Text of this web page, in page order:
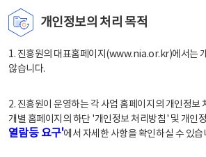
개인정보의 처리 목적
1. 진흥원의 대표홈페이지(www.nia.or.kr)에서는
않습니다.
2. 진흥원이 운영하는 각 사업 홈페이지의 개인정보
개별 홈페이지의 하단 '개인정보 처리방침' 및 개인
열람등 요구'에서 자세한 사항을 확인하실 수 있습